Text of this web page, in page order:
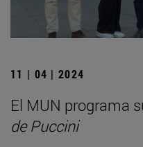
11 | 04 | 2024
El MUN programa
de Puccini